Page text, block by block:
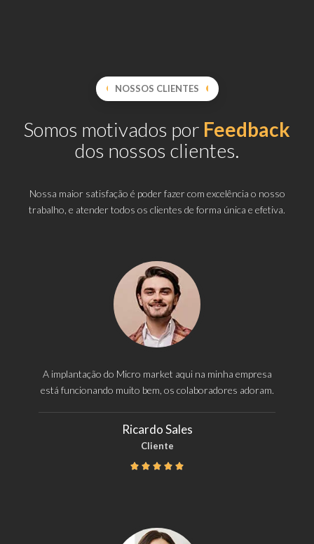
NOSSOS CLIENTES
Somos motivados por Feedback
dos nossos clientes.
Nossa maior satisfação é poder fazer com excelência o nosso
trabalho, e atender todos os clientes de forma única e efetiva.
A implantação do Micro market aqui na minha empresa
está funcionando muito bem, os colaboradores adoram.
Ricardo Sales
Cliente
    